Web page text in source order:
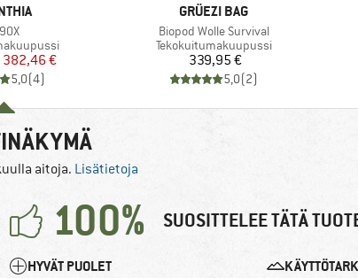
Hinta
Alennettu hinta
382,46 €
5,0(4)
MERKKI
GRÜEZI BAG
Tuote
Biopod Wolle Survival
Tuoteryhmä
Tekokuitumakuupussi
Hinta
339,95 €
5,0(2)
aitoja. Lisätietoja
100% SUOSITTELEE TÄTÄ
HYVÄT PUOLET